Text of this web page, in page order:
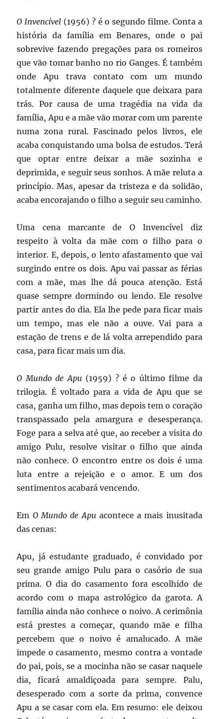
O Invencível (1956) ? é o segundo filme. Conta a
história da família em Benares, onde o pai
sobrevive fazendo pregações para os romeiros
que vão tomar banho no rio Ganges. É também
onde Apu trava contato com um mundo
totalmente diferente daquele que deixara para
trás. Por causa de uma tragédia na vida da
família, Apu e a mãe vão morar com um parente
numa zona rural. Fascinado pelos livros, ele
acaba conquistando uma bolsa de estudos. Terá
que optar entre deixar a mãe sozinha e
deprimida, e seguir seus sonhos. A mãe reluta a
princípio. Mas, apesar da tristeza e da solidão,
acaba encorajando o filho a seguir seu caminho.
Uma cena marcante de O Invencível diz
respeito à volta da mãe com o filho para o
interior. E, depois, o lento afastamento que vai
surgindo entre os dois. Apu vai passar as férias
com a mãe, mas lhe dá pouca atenção. Está
quase sempre dormindo ou lendo. Ele resolve
partir antes do dia. Ela lhe pede para ficar mais
um tempo, mas ele não a ouve. Vai para a
estação de trens e de lá volta arrependido para
casa, para ficar mais um dia.
O Mundo de Apu (1959) ? é o último filme da
trilogia. É voltado para a vida de Apu que se
casa, ganha um filho, mas depois tem o coração
transpassado pela amargura e desesperança.
Foge para a selva até que, ao receber a visita do
amigo Pulu, resolve visitar o filho que ainda
não conhece. O encontro entre os dois é uma
luta entre a rejeição e o amor. E um dos
sentimentos acabará vencendo.
Em O Mundo de Apu acontece a mais inusitada
das cenas:
Apu, já estudante graduado, é convidado por
seu grande amigo Pulu para o casório de sua
prima. O dia do casamento fora escolhido de
acordo com o mapa astrológico da garota. A
família ainda não conhece o noivo. A cerimônia
está prestes a começar, quando mãe e filha
percebem que o noivo é amalucado. A mãe
impede o casamento, mesmo contra a vontade
do pai, pois, se a mocinha não se casar naquele
dia, ficará amaldiçoada para sempre. Palu,
desesperado com a sorte da prima, convence
Apu a se casar com ela. Em resumo: ele deixou